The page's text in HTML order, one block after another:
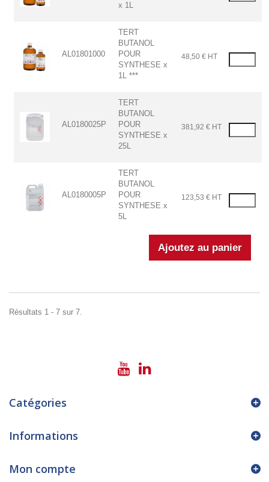
x 1L
AL01801000
TERT
BUTANOL
POUR
SYNTHESE x
1L ***
48,50 € HT
AL0180025P
TERT
BUTANOL
POUR
SYNTHESE x
25L
381,92 € HT
AL0180005P
TERT
BUTANOL
POUR
SYNTHESE x
5L
123,53 € HT
Résultats 1 - 7 sur 7.
Catégories
Informations
Mon compte